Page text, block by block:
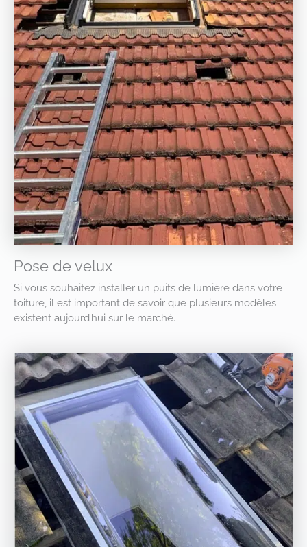
Pose de velux
Si vous souhaitez installer un puits de lumière dans votre
toiture, il est important de savoir que plusieurs modèles
existent aujourd’hui sur le marché.